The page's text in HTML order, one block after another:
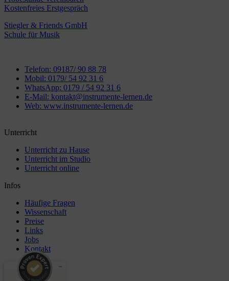
Kostenfreies Erstgespräch
Stiegler & Friends GmbH
Schule für Musik
Telefon: 09187/ 90 88 78
Mobil: 0179/ 54 92 31 6
WhatsApp: 0179 / 54 92 31 6
E-Mail: kontakt@instrumente-lernen.de
Web: www.instrumente-lernen.de
Unterricht
Unterricht zu Hause
Unterricht im Studio
Unterricht online
Infos
Häufige Fragen
Wissenschaft
Preise
Links
Jobs
Kontakt